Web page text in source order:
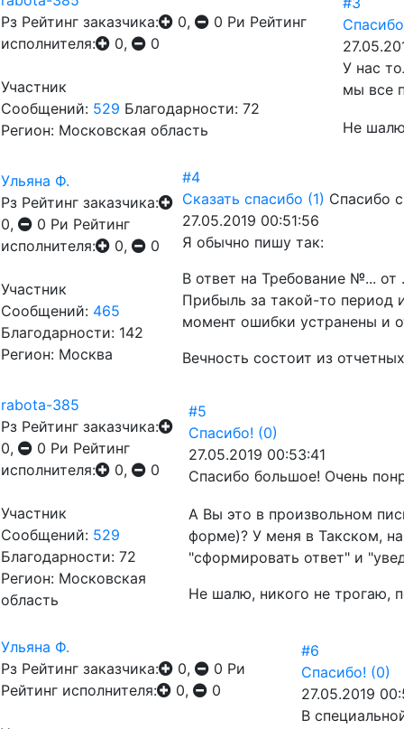
Рз Рейтинг заказчика: 0, 0 Ри Рейтинг
исполнителя:
0, 0
Участник
Сообщений: 529 Благодарности: 72
Регион: Московская область
У нас
мы все
Не
Ульяна Ф.
Рз Рейтинг заказчика:
0,
0 Ри Рейтинг
исполнителя:
0, 0
Участник
Сообщений: 465
Благодарности: 142
Регион: Москва
#4
Сказать спасибо (1) Спасибо
27.05.2019 00:51:56
Я обычно пишу так:
В ответ на Требование №...
Прибыль за такой-то период
момент ошибки устранены и
Вечность состоит из
rabota-385
Рз Рейтинг заказчика:
0,
0 Ри Рейтинг
исполнителя:
0, 0
Участник
Сообщений: 529
Благодарности: 72
Регион: Московская
область
#5
Спасибо! (0)
27.05.2019 00:53:41
Спасибо большое! Очень
А Вы это в произвольном
форме)? У меня в Такском,
"сформировать ответ" и
Не шалю, никого не трогаю,
Ульяна Ф.
Рз Рейтинг заказчика: 0, 0 Ри
Рейтинг исполнителя:
0, 0
#6
Спасибо! (0)
27.05.2019
В